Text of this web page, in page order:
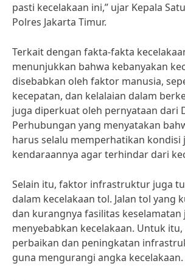
pasti kecelakaan ini,” ujar Kepala
Polres Jakarta Timur.
Terkait dengan fakta-fakta
menunjukkan bahwa kebanyakan
disebabkan oleh faktor manusia,
kecepatan, dan kelalaian dalam
juga diperkuat oleh pernyataan dari
Perhubungan yang menyatakan
harus selalu memperhatikan kondisi
kendaraannya agar terhindar dari
Selain itu, faktor infrastruktur juga
dalam kecelakaan tol. Jalan tol yang
dan kurangnya fasilitas keselamatan
menyebabkan kecelakaan. Untuk
perbaikan dan peningkatan
guna mengurangi angka kecelakaan.